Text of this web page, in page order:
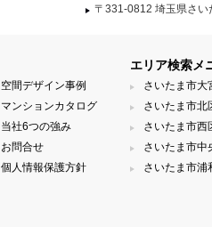
〒331-0812 埼玉県さ
空間デザイン事例
マンションカタログ
当社6つの強み
お問合せ
個人情報保護方針
エリア検索メ
さいたま市大
さいたま市北
さいたま市西
さいたま市中
さいたま市浦